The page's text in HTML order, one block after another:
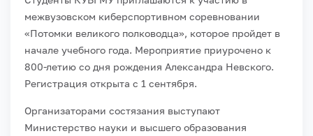
межвузовском киберспортивном соревновании
«Потомки великого полководца», которое пройдет в
начале учебного года. Мероприятие приурочено к
800-летию со дня рождения Александра Невского.
Регистрация открыта с 1 сентября.
Организаторами состязания выступают
Министерство науки и высшего образования